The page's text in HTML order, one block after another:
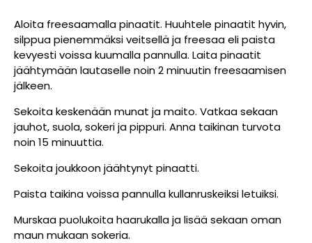
Aloita freesaamalla pinaatit. Huuhtele pinaatit hyvin,
silppua pienemmäksi veitsellä ja freesaa eli paista
kevyesti voissa kuumalla pannulla. Laita pinaatit
jäähtymään lautaselle noin 2 minuutin freesaamisen
jälkeen.
Sekoita keskenään munat ja maito. Vatkaa sekaan
jauhot, suola, sokeri ja pippuri. Anna taikinan turvota
noin 15 minuuttia.
Sekoita joukkoon jäähtynyt pinaatti.
Paista taikina voissa pannulla kullanruskeiksi letuiksi.
Murskaa puolukoita haarukalla ja lisää sekaan oman
maun mukaan sokeria.